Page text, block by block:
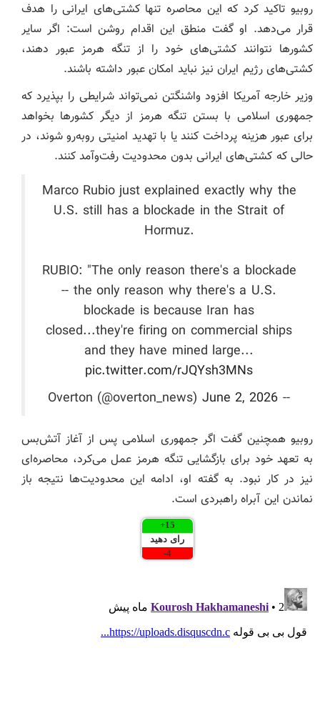
روبیو تاکید کرد که این محاصره تنها کشتی‌های ایرانی را هدف
قرار می‌دهد. او گفت منطق این اقدام روشن است: اگر سایر
کشورها نتوانند کشتی‌های خود را از تنگه هرمز عبور دهند،
کشتی‌های رژیم ایران نیز نباید امکان عبور داشته باشند.
وزیر خارجه آمریکا افزود واشنگتن نمی‌تواند شرایطی را بپذیرد که
جمهوری اسلامی با بستن تنگه هرمز از دیگر کشورها بخواهد
برای عبور هزینه پرداخت کنند یا با تهدید امنیتی روبه‌رو شوند، در
حالی که کشتی‌های ایرانی بدون محدودیت رفت‌وآمد کنند.
Marco Rubio just explained exactly why the
U.S. still has a blockade in the Strait of
Hormuz.
RUBIO: "The only reason there's a blockade
-- the only reason why there's a U.S.
blockade is because Iran has
closed...they're firing on commercial ships
and they have mined large...
pic.twitter.com/rJQYsh3MNs
-- Overton (@overton_news)
June 2, 2026
روبیو همچنین گفت اگر جمهوری اسلامی پس از آغاز آتش‌بس
به تعهد خود برای بازگشایی تنگه هرمز عمل می‌کرد، محاصره‌ای
نیز در کار نبود. به گفته او، ادامه این محدودیت‌ها نتیجه باز
نماندن این آبراه راهبردی است.
15
+
رای دهید
4
-